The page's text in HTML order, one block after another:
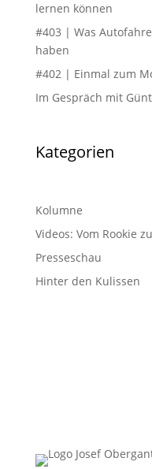
lernen können
#403 | Was
haben
#402 | Einmal zum
Im Gespräch mit
Kategorien
Kolumne
Videos: Vom Rookie
Presseschau
Hinter den Kulissen